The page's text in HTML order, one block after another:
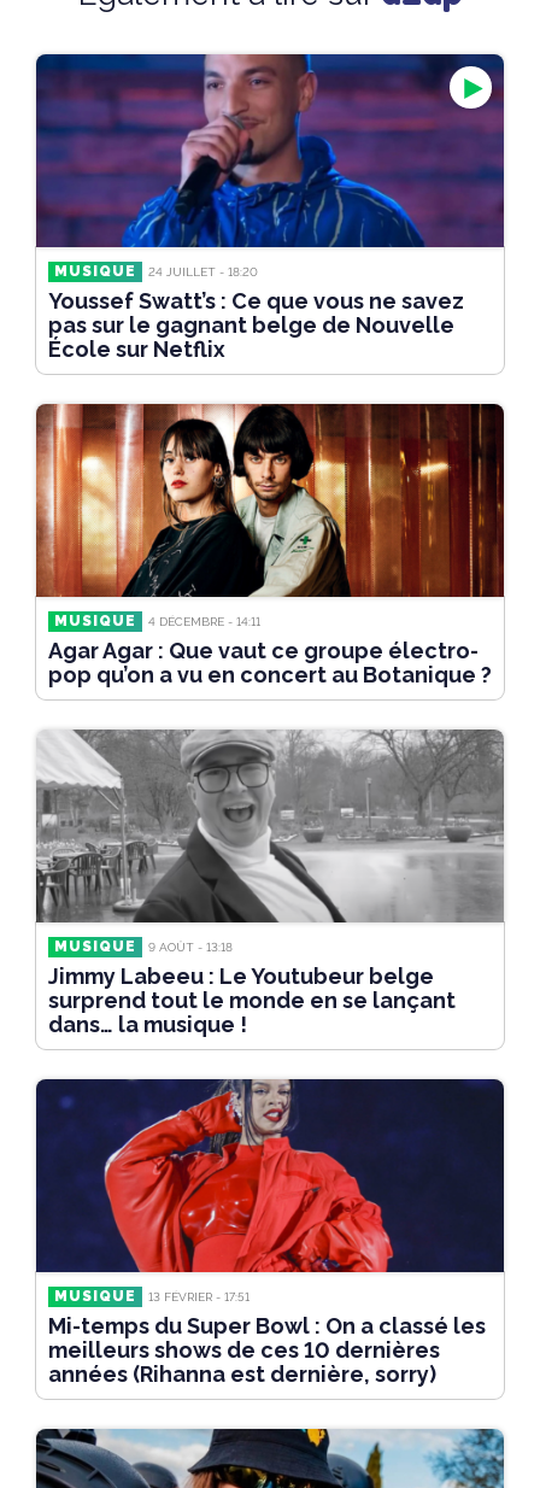
MUSIQUE 24 JUILLET - 18:20
Youssef Swatt’s : Ce que vous ne savez
pas sur le gagnant belge de Nouvelle
École sur Netflix
MUSIQUE 4 DÉCEMBRE - 14:11
Agar Agar : Que vaut ce groupe électro-
pop qu’on a vu en concert au Botanique ?
MUSIQUE 9 AOÛT - 13:18
Jimmy Labeeu : Le Youtubeur belge
surprend tout le monde en se lançant
dans… la musique !
MUSIQUE 13 FÉVRIER - 17:51
Mi-temps du Super Bowl : On a classé les
meilleurs shows de ces 10 dernières
années (Rihanna est dernière, sorry)